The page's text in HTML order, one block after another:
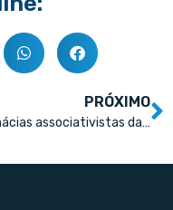
PRÓXIMO
Farmácias associativistas da Febrafar faturam R$ 31,10 bilhões